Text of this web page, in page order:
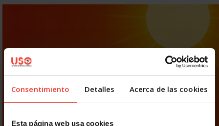
Consentimiento Detalles Acerca de las cookies
Esta página web usa cookies